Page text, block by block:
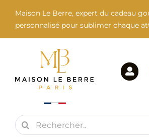
contenu
Maison Le Berre, expert du cadeau
personnalisé pour sublimer chaque
Maison Le Berre
Rechercher: